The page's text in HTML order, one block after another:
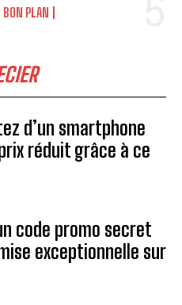
BON PLAN
d’un smartphone
réduit grâce à ce
code promo secret
exceptionnelle sur